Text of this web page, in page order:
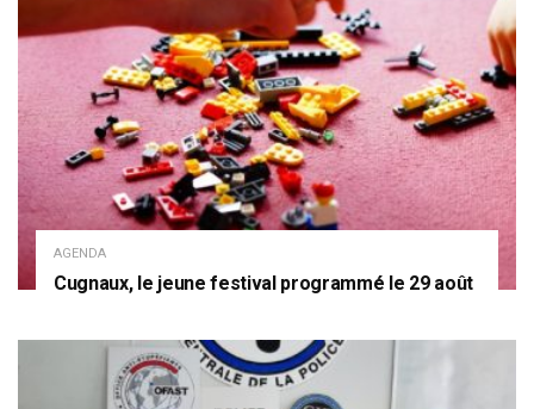
AGENDA
Cugnaux, le jeune festival programmé le 29 août